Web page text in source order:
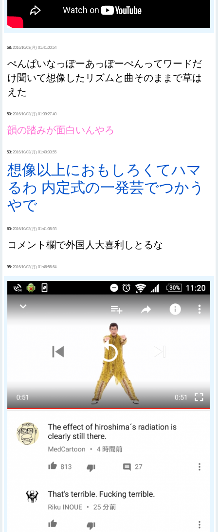
58: 2016/10/03(月) 01:41:00.54
ぺんぱいなっぽーあっぽーぺんってワードだ
け聞いて想像したリズムと曲そのままで草は
えた
50: 2016/10/03(月) 01:39:27.40
韻の踏みが面白いんやろ
53: 2016/10/03(月) 01:40:03.55
想像以上におもしろくてハマ
るわ 内定式の一発芸でつかう
やで
63: 2016/10/03(月) 01:41:36.93
コメント欄で外国人大喜利しとるな
95: 2016/10/03(月) 01:46:56.64